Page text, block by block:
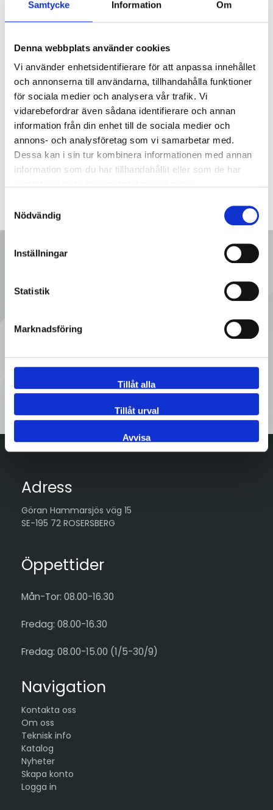
Samtycke Information Om
Denna webbplats använder cookies
Vi använder enhetsidentifierare för att anpassa innehållet
och annonserna till användarna, tillhandahålla funktioner
för sociala medier och analysera vår trafik. Vi
vidarebefordrar även sådana identifierare och annan
information från din enhet till de sociala medier och
annons- och analysföretag som vi samarbetar med.
Dessa kan i sin tur kombinera informationen med annan
information som du har tillhandahållit eller som de har
Nödvändig
Inställningar
Statistik
Marknadsföring
Tillåt alla
Tillåt urval
Avvisa
Beskrivning
Lösfläns ISO 25/33.7 typ 02 316L PN40
B=115.0
C=85.0
D=36.0
E=4xM16
Ring oss
Sveflow, du är alltid välkommen!
Kontakta oss
Adress
Göran Hammarsjös väg 15
SE-195 72 ROSERSBERG
Öppettider
Mån-Tor: 08.00-16.30
Fredag: 08.00-16.30
Fredag: 08.00-15.00 (1/5-30/9)
Navigation
Kontakta oss
Om oss
Teknisk info
Katalog
Nyheter
Skapa konto
Logga in